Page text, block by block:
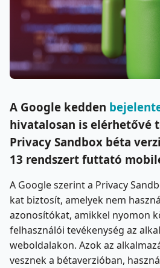
A Google kedden
hivatalosan is elérhetővé
Privacy Sandbox béta
13 rendszert futtató
A Google szerint a Privacy
kat biztosít, amelyek nem
azonosítókat, amikkel nyomon
felhasználói tevékenység az
weboldalakon. Azok az
vesznek a bétaverzióban,